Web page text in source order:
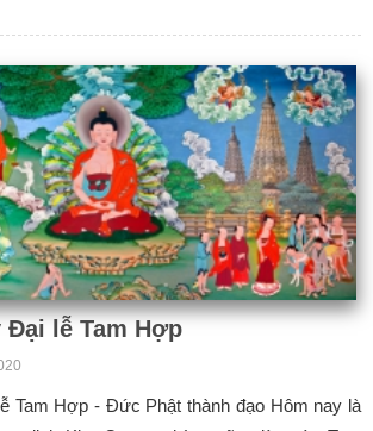
Đại lễ Tam Hợp
Tam Hợp - Đức Phật thành đạo Hôm nay là